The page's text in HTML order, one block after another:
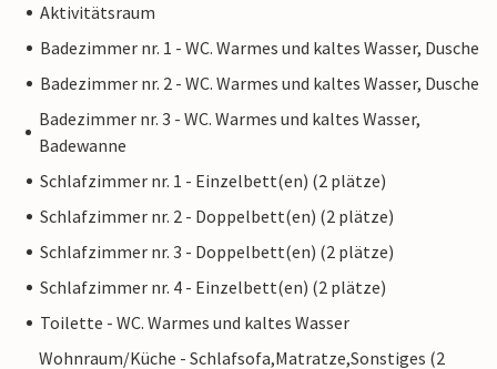
Aktivitätsraum
Badezimmer nr. 1 - WC. Warmes und kaltes Wasser, Dusche
Badezimmer nr. 2 - WC. Warmes und kaltes Wasser, Dusche
Badezimmer nr. 3 - WC. Warmes und kaltes Wasser,
Badewanne
Schlafzimmer nr. 1 - Einzelbett(en) (2 plätze)
Schlafzimmer nr. 2 - Doppelbett(en) (2 plätze)
Schlafzimmer nr. 3 - Doppelbett(en) (2 plätze)
Schlafzimmer nr. 4 - Einzelbett(en) (2 plätze)
Toilette - WC. Warmes und kaltes Wasser
Wohnraum/Küche - Schlafsofa,Matratze,Sonstiges (2